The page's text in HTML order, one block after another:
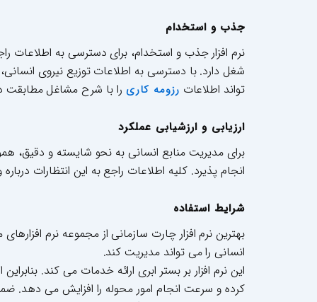
جذب و استخدام
نرم افزار جذب و استخدام، برای دسترسی به اطلاعات
شغل دارد. با دسترسی به اطلاعات توزیع نیروی
تواند اطلاعات رزومه کاری را با شرح مشاغل مطابقت
ارزیابی و ارزشیابی عملکرد
برای مدیریت منابع انسانی به نحو شایسته و دقیق،
انجام پذیرد. کلیه اطلاعات راجع به این انتظارات
شرایط استفاده
بهترین نرم افزار چارت سازمانی از مجموعه نرم
انسانی را می تواند مدیریت کند.
این نرم افزار بر بستر ابری ارائه خدمات می کند.
کرده و سرعت انجام امور محوله را افزایش می دهد.